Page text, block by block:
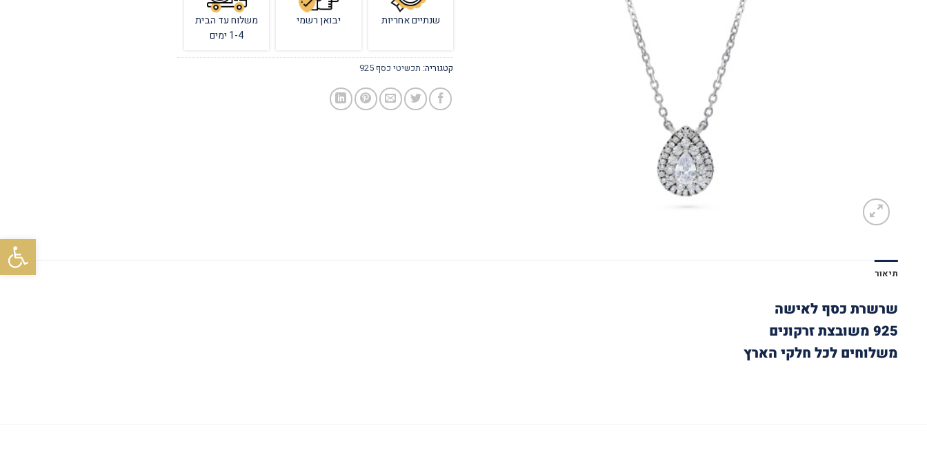
פתח
שנתיים אחריות יבואן רשמי
משלוח עד הבית
1-4 ימים
קטגוריה: תכשיטי כסף 925
תיאור
שרשרת כסף לאישה
925 משובצת זרקונים
משלוחים לכל חלקי הארץ